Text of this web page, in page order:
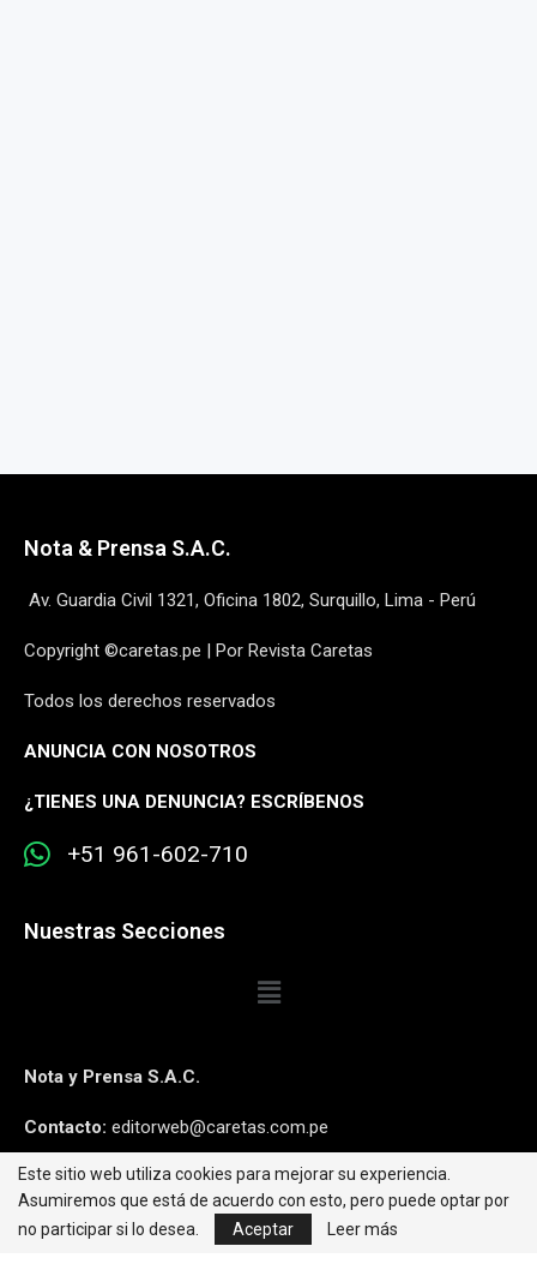
Nota & Prensa S.A.C.
Av. Guardia Civil 1321, Oficina 1802, Surquillo, Lima - Perú
Copyright ©caretas.pe | Por Revista Caretas
Todos los derechos reservados
ANUNCIA CON NOSOTROS
¿TIENES UNA DENUNCIA? ESCRÍBENOS
+51 961-602-710
Nuestras Secciones
Nota y Prensa S.A.C.
Contacto: editorweb@caretas.com.pe
Síguenos:
Este sitio web utiliza cookies para mejorar su experiencia.
Asumiremos que está de acuerdo con esto, pero puede optar por
no participar si lo desea.
Aceptar Leer más